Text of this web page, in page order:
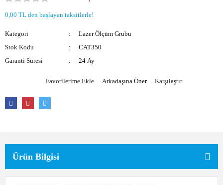
0,00 TL den başlayan taksitlerle!
Kategori
Lazer Ölçüm Grubu
Stok Kodu
CAT350
Garanti Süresi
24 Ay
Arkadaşına Öner Karşılaştır
Ürün Bilgisi
Akülü Üfleme
Elektrikli Tornavida
Formika Traşlama